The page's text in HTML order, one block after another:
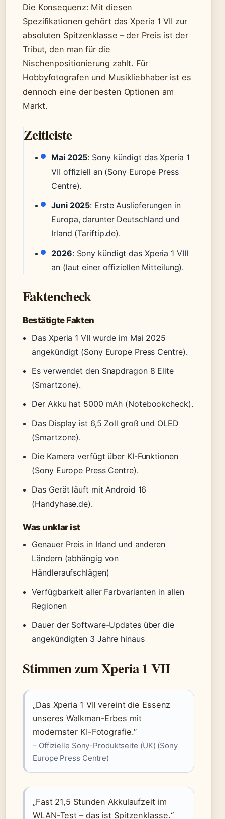
Die Konsequenz: Mit diesen
Spezifikationen gehört das Xperia 1 VII zur
absoluten Spitzenklasse – der Preis ist der
Tribut, den man für die
Nischenpositionierung zahlt. Für
Hobbyfotografen und Musikliebhaber ist es
dennoch eine der besten Optionen am
Markt.
Zeitleiste
Mai 2025: Sony kündigt das Xperia 1
VII offiziell an (Sony Europe Press
Centre).
Juni 2025: Erste Auslieferungen in
Europa, darunter Deutschland und
Irland (Tariftip.de).
2026: Sony kündigt das Xperia 1 VIII
an (laut einer offiziellen Mitteilung).
Faktencheck
Bestätigte Fakten
Das Xperia 1 VII wurde im Mai 2025
angekündigt (Sony Europe Press Centre).
Es verwendet den Snapdragon 8 Elite
(Smartzone).
Der Akku hat 5000 mAh (Notebookcheck).
Das Display ist 6,5 Zoll groß und OLED
(Smartzone).
Die Kamera verfügt über KI-Funktionen
(Sony Europe Press Centre).
Das Gerät läuft mit Android 16
(Handyhase.de).
Was unklar ist
Genauer Preis in Irland und anderen
Ländern (abhängig von
Händleraufschlägen)
Verfügbarkeit aller Farbvarianten in allen
Regionen
Dauer der Software-Updates über die
angekündigten 3 Jahre hinaus
Stimmen zum Xperia 1 VII
„Das Xperia 1 VII vereint die Essenz
unseres Walkman-Erbes mit
modernster KI-Fotografie.“
– Offizielle Sony-Produktseite (UK) (Sony
Europe Press Centre)
„Fast 21,5 Stunden Akkulaufzeit im
WLAN-Test – das ist Spitzenklasse.“